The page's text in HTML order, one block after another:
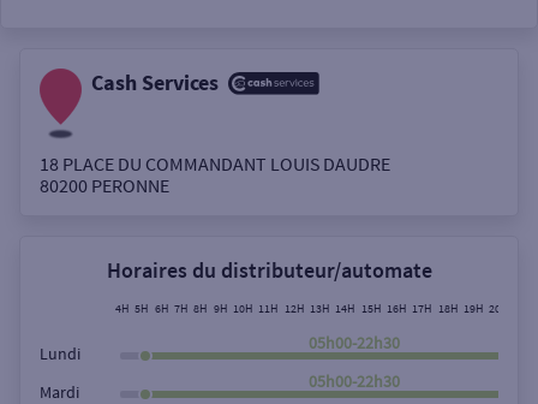
Autour de moi
Rue
Cash Services
18 PLACE DU COMMANDANT LOUIS DAUDRE
80200 PERONNE
Horaires du distributeur/automate
4H 5H 6H 7H 8H 9H 10H 11H 12H 13H 14H 15H 16H 17H 18H 19H 20H
Lundi
05h00-22h30
Mardi
05h00-22h30